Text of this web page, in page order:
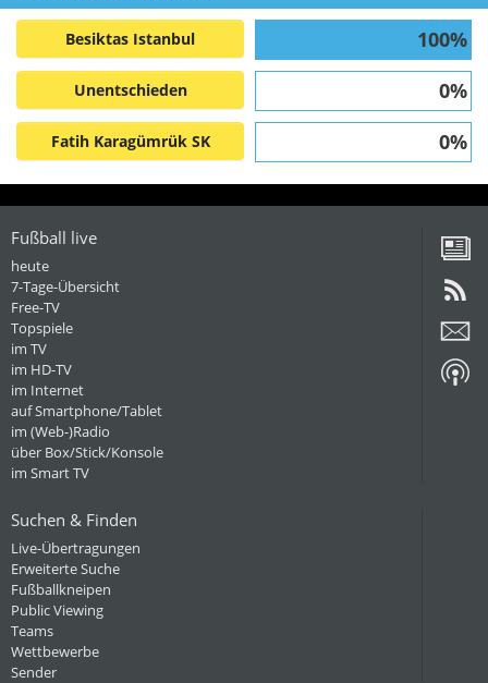
Besiktas Istanbul 100%
Unentschieden 0%
Fatih Karagümrük SK 0%
Fußball live
heute
7-Tage-Übersicht
Free-TV
Topspiele
im TV
im HD-TV
im Internet
auf Smartphone/Tablet
im (Web-)Radio
über Box/Stick/Konsole
im Smart TV
Suchen & Finden
Live-Übertragungen
Erweiterte Suche
Fußballkneipen
Public Viewing
Teams
Wettbewerbe
Sender